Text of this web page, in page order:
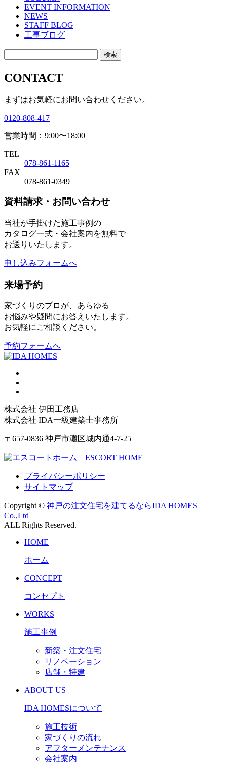
EVENT INFORMATION
NEWS
STAFF BLOG
工事ブログ
CONTACT
まずはお気軽にお問い合わせください。
0120-808-417
営業時間：9:00〜18:00
TEL
078-861-1165
FAX
078-861-0349
資料請求・お問い合わせ
当社が手掛けた施工事例の
カタログ一式・会社案内を無料で
お送りいたします。
申し込みフォームへ
来場予約
家づくりのプロが、あらゆる
お悩みや疑問にお答えいたします。
お気軽にご相談ください。
予約フォームへ
株式会社 伊田工務店
株式会社 IDA一級建築士事務所
〒657-0836 神戸市灘区城内通4-7-25
プライバシーポリシー
サイトマップ
Copyright © 神戸の注文住宅を建てるならIDA HOMES
Co.,Ltd
ALL Rights Reserved.
HOME
ホーム
CONCEPT
コンセプト
WORKS
施工事例
新築・注文住宅
リノベーション
店舗・特建
ABOUT US
IDA HOMESについて
施工技術
家づくりの流れ
アフターメンテナンス
会社案内